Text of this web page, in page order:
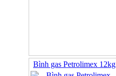
Bình gas Petrolimex 12kg